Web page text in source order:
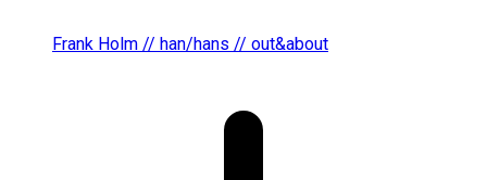
Frank Holm // han/hans // out&about